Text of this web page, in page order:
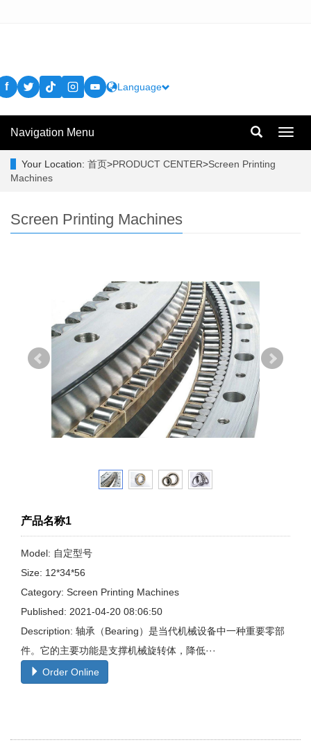
f Language
Navigation Menu
Your Location: 首页>PRODUCT CENTER>Screen Printing
Machines
Screen Printing Machines
产品名称1
Model: 自定型号
Size: 12*34*56
Category: Screen Printing Machines
Published: 2021-04-20 08:06:50
Description: 轴承（Bearing）是当代机械设备中一种重要零部
件。它的主要功能是支撑机械旋转体，降低···
Order Online